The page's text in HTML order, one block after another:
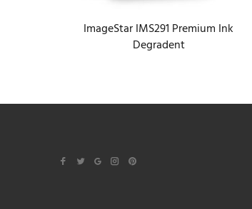
ImageStar IMS291 Premium Ink
Degradent